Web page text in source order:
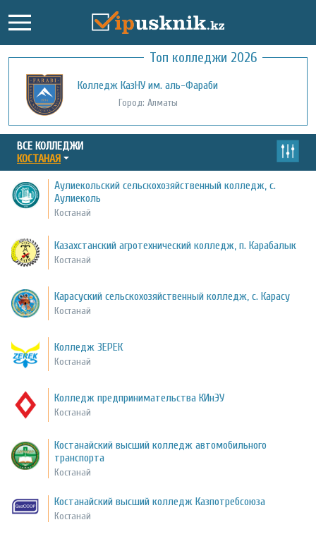
Топ колледжи 2026
Колледж КазНУ им. аль-Фараби
Город: Алматы
ВСЕ КОЛЛЕДЖИ
КОСТАНАЯ
Аулиекольский сельскохозяйственный колледж, с.
Аулиеколь
Костанай
Казахстанский агротехнический колледж, п. Карабалык
Костанай
Карасуский сельскохозяйственный колледж, с. Карасу
Костанай
Колледж ЗЕРЕК
Костанай
Колледж предпринимательства КИнЭУ
Костанай
Костанайский высший колледж автомобильного
транспорта
Костанай
Костанайский высший колледж Казпотребсоюза
Костанай